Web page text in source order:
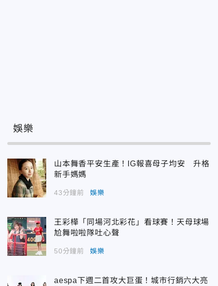
娛樂
山本舞香平安生產！IG報喜母子均安 升格
新手媽媽
43分鐘前 娛樂
王彩樺「同場河北彩花」看球賽！天母球場
尬舞啦啦隊吐心聲
50分鐘前 娛樂
aespa下週二首攻大巨蛋！城市行銷六大亮